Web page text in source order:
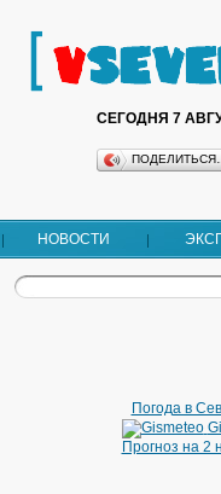
СЕГОДНЯ 7
ПОДЕЛИТЬСЯ…
НОВОСТИ
Погода в
Прогноз на 2